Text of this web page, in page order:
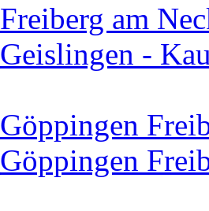
Freiberg am
Geislingen -
Göppingen
Göppingen